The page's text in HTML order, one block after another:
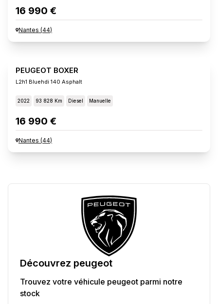
16 990 €
Nantes (44)
PEUGEOT BOXER
L2h1 Bluehdi 140 Asphalt
2022 93 828 Km Diesel Manuelle
16 990 €
Nantes (44)
Découvrez peugeot
Trouvez votre véhicule peugeot parmi notre
stock